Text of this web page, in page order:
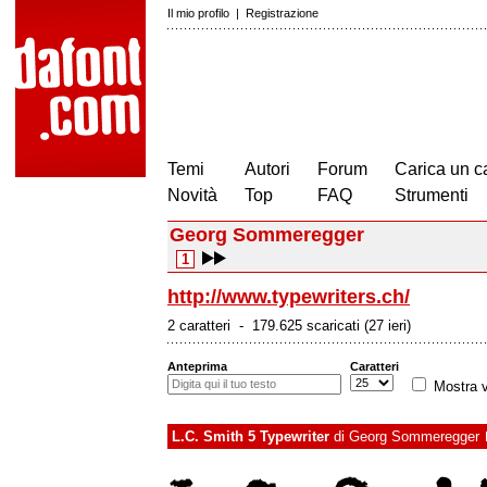
Il mio profilo | Registrazione
Temi
Novità
Autori
Top
Forum
FAQ
Carica un
Strumenti
Georg Sommeregger
1
http://www.typewriters.ch/
2 caratteri - 179.625 scaricati (27 ieri)
Anteprima Caratteri
Mostra
L.C. Smith 5 Typewriter di Georg Sommeregger